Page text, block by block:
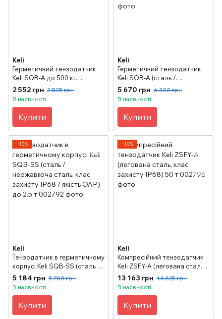
Keli
Герметичний тензодатчик
Keli SQB-А до 500 кг
(стандартна якість)
2 552 грн 2 835 грн
В наявності
Купити
Keli
Герметичний тензодатчик
Keli SQB-А (сталь /
нержавіюча сталь, клас
захисту IP67 / якiсть ОАР) до
5 670 грн 6 300 грн
В наявності
Купити
−10%
Keli
Тензодатчик в герметичному
корпусі Keli SQB-SS (сталь /
нержавіюча сталь, клас
захисту IP68 / якiсть ОАР) до
5 184 грн 5 760 грн
В наявності
Купити
−10%
Keli
Компресійний тензодатчик
Keli ZSFY-A (легована сталь,
клас захисту IP68) 50 т
13 163 грн 14 625 грн
В наявності
Купити